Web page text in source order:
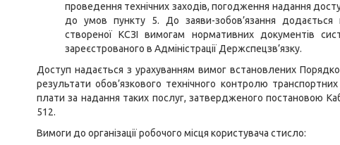
проведення технічних заходів, погодження надання
до умов пункту 5. До заяви-зобов’язання додається
створеної КСЗІ вимогам нормативних документів
зареєстрованого в Адміністрації Держспецзв’язку.
Доступ надається з урахуванням вимог встановлених
результати обов’язкового технічного контролю
плати за надання таких послуг, затвердженого постановою
512.
Вимоги до організації робочого місця користувача стисло: